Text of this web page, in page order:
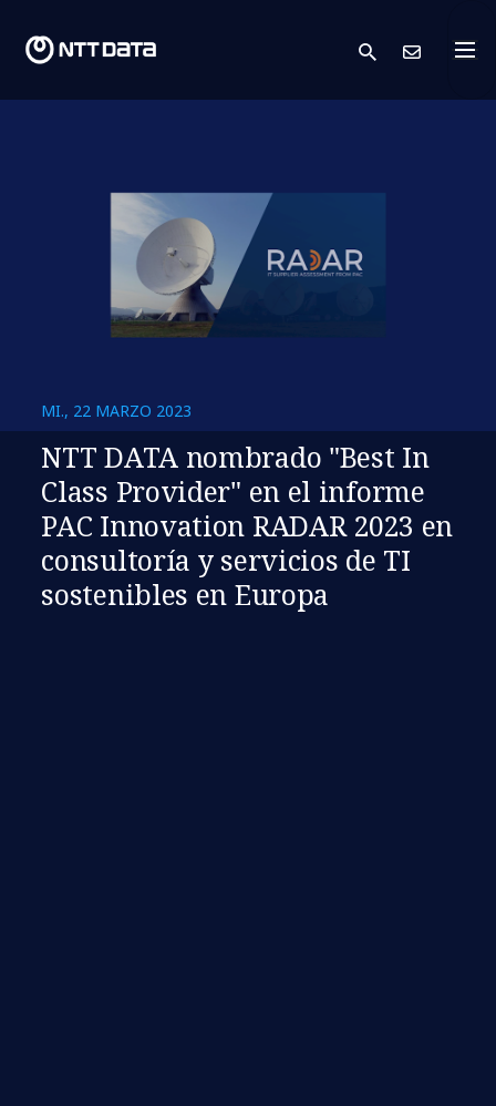
search
MI., 22 MARZO 2023
NTT DATA nombrado "Best In
Class Provider" en el informe
PAC Innovation RADAR 2023 en
consultoría y servicios de TI
sostenibles en Europa